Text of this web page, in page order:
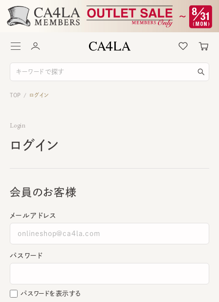
TOP / ログイン
Login
ログイン
会員のお客様
メールアドレス
パスワード
パスワードを表示する